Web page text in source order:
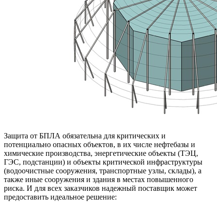
Защита от БПЛА обязательна для критических и
потенциально опасных объектов, в их числе нефтебазы и
химические производства, энергетические объекты (ТЭЦ,
ГЭС, подстанции) и объекты критической инфраструктуры
(водоочистные сооружения, транспортные узлы, склады), а
также иные сооружения и здания в местах повышенного
риска. И для всех заказчиков надежный поставщик может
предоставить идеальное решение: